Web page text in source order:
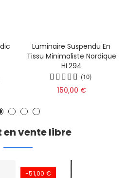
Luminaire Suspendu En
Tissu Minimaliste Nordique
HL294
(10)
150,00 €
en vente libre
-51,00 €